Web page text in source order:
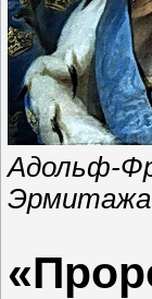
Адольф-